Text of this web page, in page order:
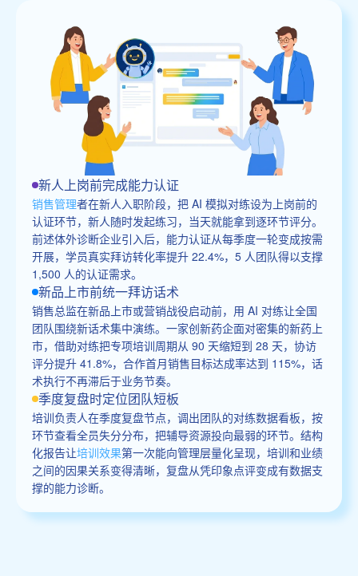
新人上岗前完成能力认证
销售管理者在新人入职阶段，把 AI 模拟对练设为上岗前的
认证环节，新人随时发起练习，当天就能拿到逐环节评分。
前述体外诊断企业引入后，能力认证从每季度一轮变成按需
开展，学员真实拜访转化率提升 22.4%，5 人团队得以支撑
1,500 人的认证需求。
新品上市前统一拜访话术
销售总监在新品上市或营销战役启动前，用 AI 对练让全国
团队围绕新话术集中演练。一家创新药企面对密集的新药上
市，借助对练把专项培训周期从 90 天缩短到 28 天，协访
评分提升 41.8%，合作首月销售目标达成率达到 115%，话
术执行不再滞后于业务节奏。
季度复盘时定位团队短板
培训负责人在季度复盘节点，调出团队的对练数据看板，按
环节查看全员失分分布，把辅导资源投向最弱的环节。结构
化报告让培训效果第一次能向管理层量化呈现，培训和业绩
之间的因果关系变得清晰，复盘从凭印象点评变成有数据支
撑的能力诊断。